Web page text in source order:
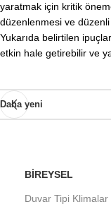
yaratmak için kritik
düzenlenmesi ve düzenli
Yukarıda belirtilen
etkin hale getirebilir ve
Daha yeni
BIREYSEL
Duvar Tipi Klimalar